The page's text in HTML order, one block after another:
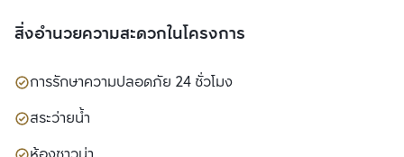
สิ่งอำนวยความสะดวกในโครงการ
การรักษาความปลอดภัย 24 ชั่วโมง
สระว่ายน้ำ